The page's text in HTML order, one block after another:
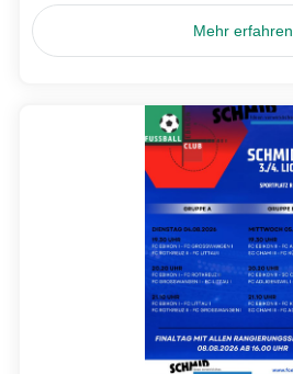
Mehr erfahren